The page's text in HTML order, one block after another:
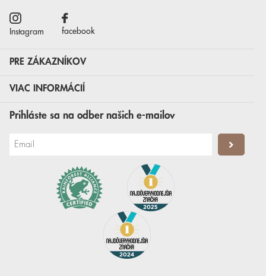
Instagram facebook
PRE ZÁKAZNÍKOV
VIAC INFORMÁCIÍ
Prihláste sa na odber našich e-mailov